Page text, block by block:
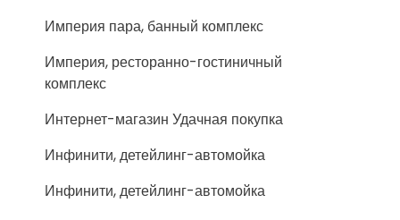
Империя пара, банный комплекс
Империя, ресторанно-гостиничный
комплекс
Интернет-магазин Удачная покупка
Инфинити, детейлинг-автомойка
Инфинити, детейлинг-автомойка